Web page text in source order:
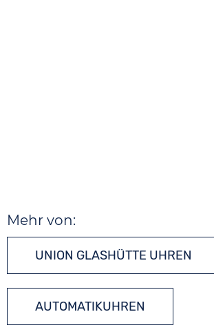
Mehr von:
UNION GLASHÜTTE UHREN
AUTOMATIKUHREN